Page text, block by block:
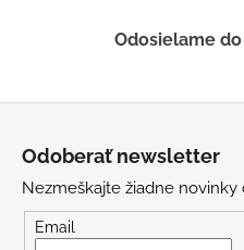
Odosielame
Odoberať newsletter
Nezmeškajte žiadne novinky
Email